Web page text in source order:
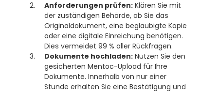
Anforderungen prüfen: Klären Sie mit
der zuständigen Behörde, ob Sie das
Originaldokument, eine beglaubigte Kopie
oder eine digitale Einreichung benötigen.
Dies vermeidet 99 % aller Rückfragen.
Dokumente hochladen: Nutzen Sie den
gesicherten Mentoc-Upload für Ihre
Dokumente. Innerhalb von nur einer
Stunde erhalten Sie eine Bestätigung und